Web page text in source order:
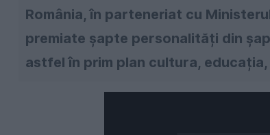
România, în parteneriat cu
premiate șapte personalități din
astfel în prim plan cultura,